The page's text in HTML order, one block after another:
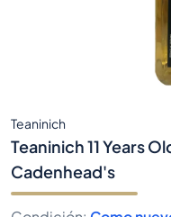
Teaninich
Teaninich 11 Years
Cadenhead's